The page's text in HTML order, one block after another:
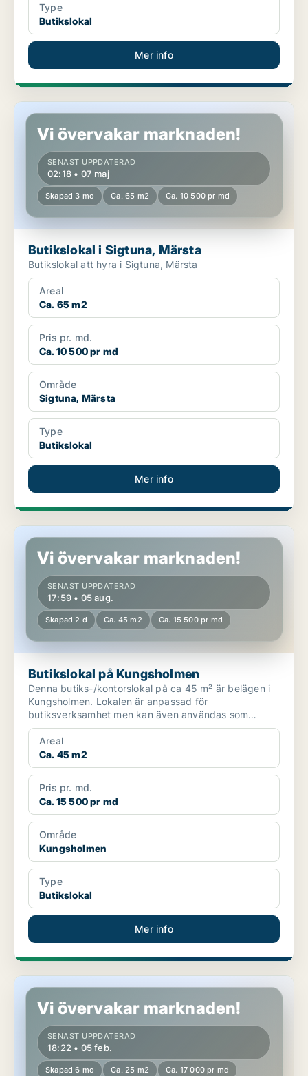
Type
Butikslokal
Mer info
Butikslokal i Sigtuna, Märsta
Vi övervakar marknaden!
SENAST UPPDATERAD
02:18 • 07 maj
Skapad 3 mo Ca. 65 m2 Ca. 10 500 pr md
Butikslokal i Sigtuna, Märsta
Butikslokal att hyra i Sigtuna, Märsta
Areal
Ca. 65 m2
Pris pr. md.
Ca. 10 500 pr md
Område
Sigtuna, Märsta
Type
Butikslokal
Mer info
Butikslokal på Kungsholmen
Vi övervakar marknaden!
SENAST UPPDATERAD
17:59 • 05 aug.
Skapad 2 d Ca. 45 m2 Ca. 15 500 pr md
Butikslokal på Kungsholmen
Denna butiks-/kontorslokal på ca 45 m² är belägen i
Kungsholmen. Lokalen är anpassad för
butiksverksamhet men kan även användas som
kontor. Fridhemsplan, en ...
Areal
Ca. 45 m2
Pris pr. md.
Ca. 15 500 pr md
Område
Kungsholmen
Type
Butikslokal
Mer info
Butikslokal på Östermalm
Vi övervakar marknaden!
SENAST UPPDATERAD
18:22 • 05 feb.
Skapad 6 mo Ca. 25 m2 Ca. 17 000 pr md